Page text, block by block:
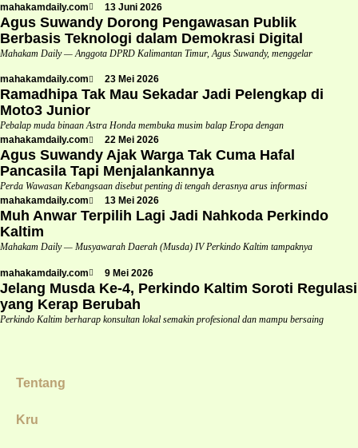
mahakamdaily.com 13 Juni 2026
Agus Suwandy Dorong Pengawasan Publik
Berbasis Teknologi dalam Demokrasi Digital
Mahakam Daily — Anggota DPRD Kalimantan Timur, Agus Suwandy, menggelar
mahakamdaily.com 23 Mei 2026
Ramadhipa Tak Mau Sekadar Jadi Pelengkap di
Moto3 Junior
Pebalap muda binaan Astra Honda membuka musim balap Eropa dengan
mahakamdaily.com
22 Mei 2026
Agus Suwandy Ajak Warga Tak Cuma Hafal
Pancasila Tapi Menjalankannya
Perda Wawasan Kebangsaan disebut penting di tengah derasnya arus informasi
mahakamdaily.com
13 Mei 2026
Muh Anwar Terpilih Lagi Jadi Nahkoda Perkindo
Kaltim
Mahakam Daily — Musyawarah Daerah (Musda) IV Perkindo Kaltim tampaknya
mahakamdaily.com 9 Mei 2026
Jelang Musda Ke-4, Perkindo Kaltim Soroti Regulasi
yang Kerap Berubah
Perkindo Kaltim berharap konsultan lokal semakin profesional dan mampu bersaing
Tentang
Kru